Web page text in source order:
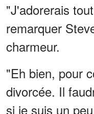
"J'adorerais
remarquer
charmeur.
"Eh bien, pour
divorcée. Il
si je suis un